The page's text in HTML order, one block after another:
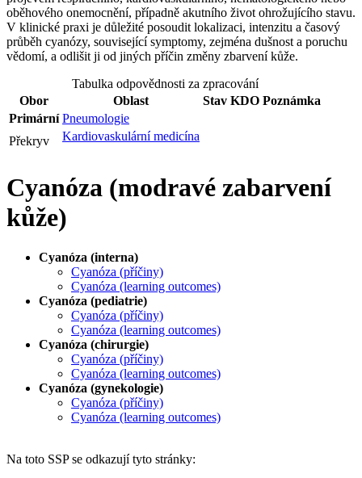
oběhového onemocnění, případně akutního život ohrožujícího stavu.
V klinické praxi je důležité posoudit lokalizaci, intenzitu a časový
průběh cyanózy, související symptomy, zejména dušnost a poruchu
vědomí, a odlišit ji od jiných příčin změny zbarvení kůže.
Tabulka odpovědnosti za zpracování
Obor
Oblast Stav KDO Poznámka
Primární Pneumologie
Překryv
Kardiovaskulární medicína
Cyanóza (modravé zabarvení
kůže)
Cyanóza (interna)
Cyanóza (příčiny)
Cyanóza (learning outcomes)
Cyanóza (pediatrie)
Cyanóza (příčiny)
Cyanóza (learning outcomes)
Cyanóza (chirurgie)
Cyanóza (příčiny)
Cyanóza (learning outcomes)
Cyanóza (gynekologie)
Cyanóza (příčiny)
Cyanóza (learning outcomes)
Na toto SSP se odkazují tyto stránky: